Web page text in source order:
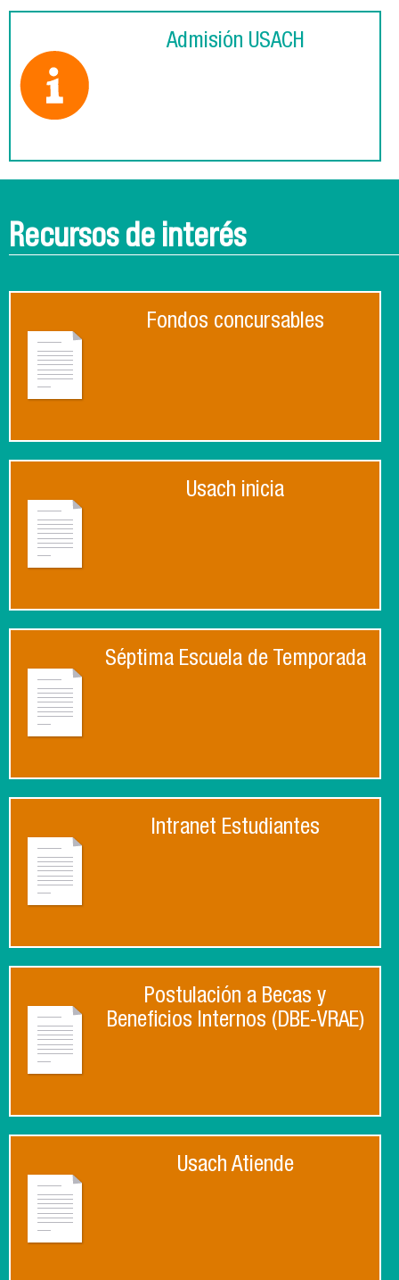
Admisión USACH
Recursos de interés
Fondos concursables
Usach inicia
Séptima Escuela de Temporada
Intranet Estudiantes
Postulación a Becas y
Beneficios Internos (DBE-VRAE)
Usach Atiende